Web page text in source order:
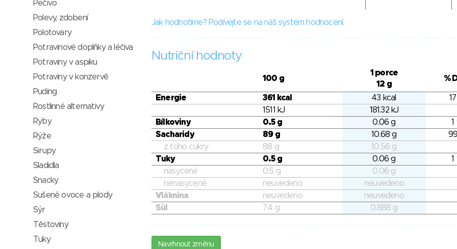
Jak hodnotíme? Podívejte se na náš systém hodnocení.
Nutriční hodnoty
100 g
1 porce
12 g
%
Energie 361 kcal 43 kcal
1511 kJ
181.32 kJ
Bílkoviny
0.5 g 0.06 g
1
Sacharidy
89 g 10.68 g
z toho cukry
88 g
10.56 g
Tuky
0.5 g 0.06 g
1
nasycené
0.5 g
0.06 g
nenasycené
neuvedeno
neuvedeno
Vláknina
neuvedeno
neuvedeno
Sůl
7.4 g 0.888 g
Navrhnout změnu
Pečivo
Polevy, zdobení
Polotovary
Potravinové doplňky a léčiva
Potraviny v aspiku
Potraviny v konzervě
Puding
Rostlinné alternativy
Ryby
Rýže
Sirupy
Sladidla
Snacky
Sušené ovoce a plody
Sýr
Těstoviny
Tuky